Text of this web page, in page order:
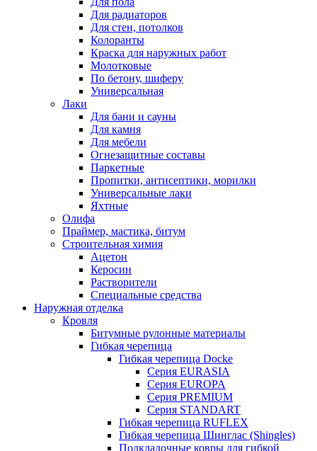
Для радиаторов
Для стен, потолков
Колоранты
Краска для наружных работ
Молотковые
По бетону, шиферу
Универсальная
Лаки
Для бани и сауны
Для камня
Для мебели
Огнезащитные составы
Паркетные
Пропитки, антисептики, морилки
Универсальные лаки
Яхтные
Олифа
Праймер, мастика, битум
Строительная химия
Ацетон
Керосин
Растворители
Специальные средства
Наружная отделка
Кровля
Битумные рулонные материалы
Гибкая черепица
Гибкая черепица Docke
Серия EURASIA
Серия EUROPA
Серия PREMIUM
Серия STANDART
Гибкая черепица RUFLEX
Гибкая черепица Шинглас (Shingles)
Подкладочные ковры для гибкой